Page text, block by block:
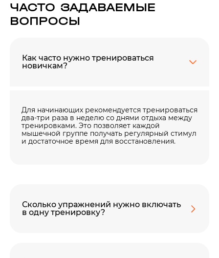
ЧАСТО ЗАДАВАЕМЫЕ
ВОПРОСЫ
Как часто нужно тренироваться
новичкам?
Для начинающих рекомендуется тренироваться
два-три раза в неделю со днями отдыха между
тренировками. Это позволяет каждой
мышечной группе получать регулярный стимул
и достаточное время для восстановления.
Сколько упражнений нужно включать
в одну тренировку?